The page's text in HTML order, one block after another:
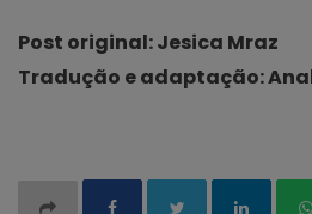
Post original: Jesica Mraz
Tradução e adaptação: